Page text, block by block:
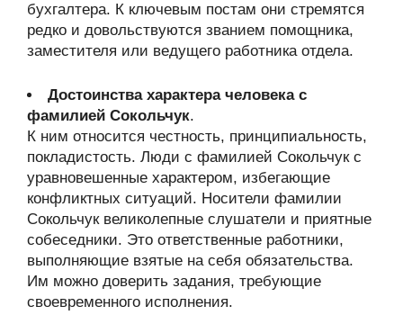
бухгалтера. К ключевым постам они стремятся
редко и довольствуются званием помощника,
заместителя или ведущего работника отдела.
Достоинства характера человека с
фамилией Сокольчук.
К ним относится честность, принципиальность,
покладистость. Люди с фамилией Сокольчук с
уравновешенные характером, избегающие
конфликтных ситуаций. Носители фамилии
Сокольчук великолепные слушатели и приятные
собеседники. Это ответственные работники,
выполняющие взятые на себя обязательства.
Им можно доверить задания, требующие
своевременного исполнения.